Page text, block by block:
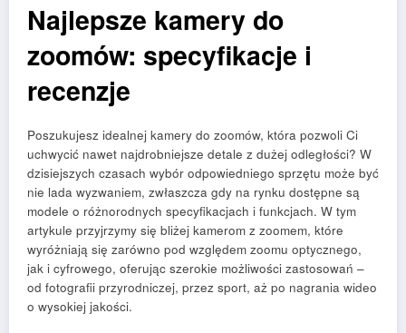
Najlepsze kamery do
zoomów: specyfikacje i
recenzje
Poszukujesz idealnej kamery do zoomów, która pozwoli Ci
uchwycić nawet najdrobniejsze detale z dużej odległości? W
dzisiejszych czasach wybór odpowiedniego sprzętu może być
nie lada wyzwaniem, zwłaszcza gdy na rynku dostępne są
modele o różnorodnych specyfikacjach i funkcjach. W tym
artykule przyjrzymy się bliżej kamerom z zoomem, które
wyróżniają się zarówno pod względem zoomu optycznego,
jak i cyfrowego, oferując szerokie możliwości zastosowań –
od fotografii przyrodniczej, przez sport, aż po nagrania wideo
o wysokiej jakości.